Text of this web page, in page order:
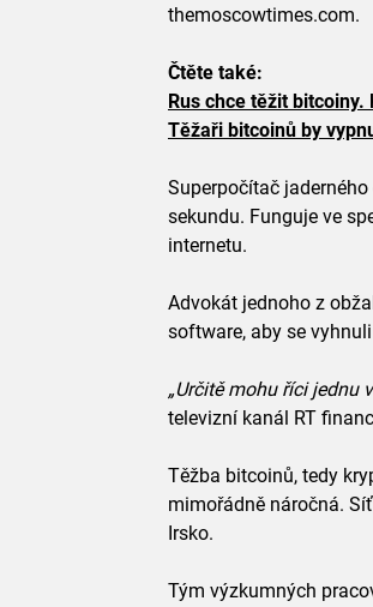
themoscowtimes.com.
Čtěte také:
Rus chce těžit
Těžaři bitcoinů by
Superpočítač
sekundu. Funguje ve
internetu.
Advokát jednoho z
software, aby se
„Určitě mohu říci jednu
televizní kanál RT
Těžba bitcoinů, tedy
mimořádně náročná.
Irsko.
Tým výzkumných